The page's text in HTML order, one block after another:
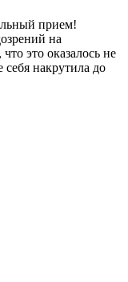
прием!
на
это оказалось не
накрутила до